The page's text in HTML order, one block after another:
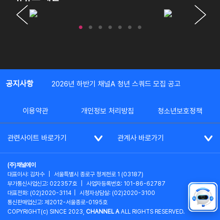
공지사항 2026년 하반기 채널A 청년 스쿼드 모집 공고
이용약관 개인정보 처리방침 청소년보호정책
관련사이트 바로가기 관계사 바로가기
(주)채널에이
대표이사: 김차수
서울특별시 종로구 청계천로 1 (03187)
부가통신사업신고: 022357호
사업자등록번호: 101-86-62787
대표전화: (02)2020-3114
시청자상담실: (02)2020-3100
통신판매업신고: 제2012-서울종로-0195호
COPYRIGHT(c) SINCE 2023, CHANNEL A ALL RIGHTS RESERVED.